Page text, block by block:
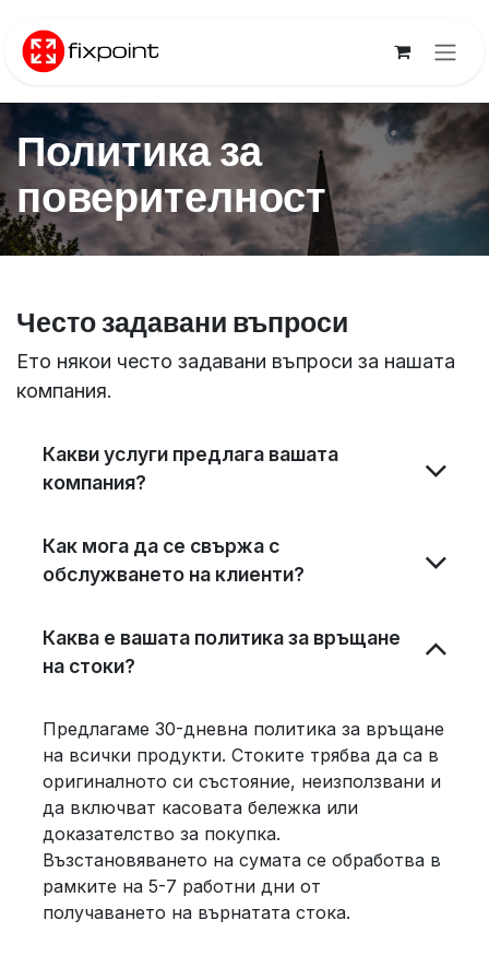
Политика за
поверителност
Често задавани въпроси
Ето някои често задавани въпроси за нашата
компания.
Какви услуги предлага вашата
компания?
Как мога да се свържа с
обслужването на клиенти?
Каква е вашата политика за връщане
на стоки?
Предлагаме 30-дневна политика за връщане
на всички продукти. Стоките трябва да са в
оригиналното си състояние, неизползвани и
да включват касовата бележка или
доказателство за покупка.
Възстановяването на сумата се обработва в
рамките на 5-7 работни дни от
получаването на върнатата стока.